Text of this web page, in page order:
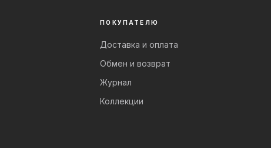
ПОКУПАТЕЛЮ
Доставка и оплата
Обмен и возврат
Журнал
Коллекции